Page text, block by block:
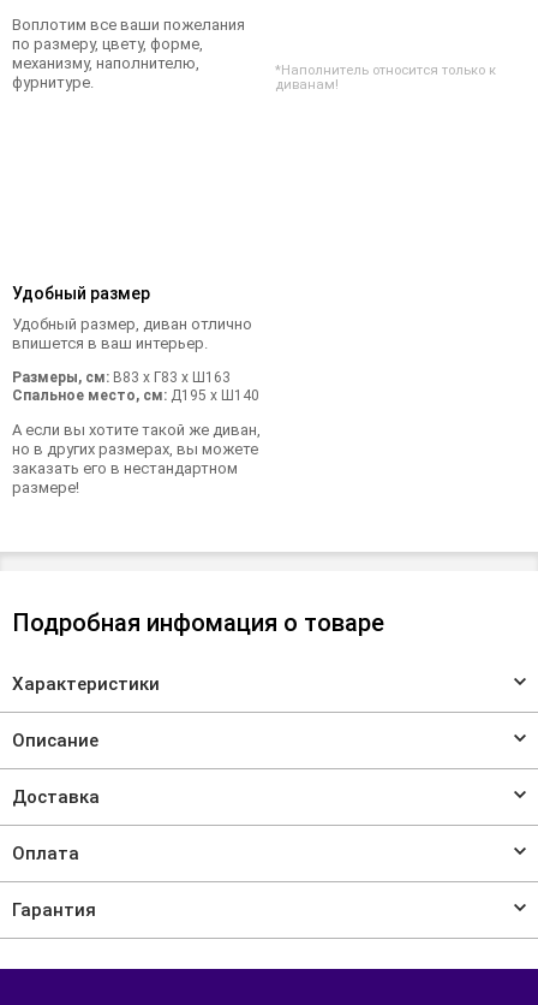
Воплотим все ваши пожелания
по размеру, цвету, форме,
механизму, наполнителю,
фурнитуре.
*Наполнитель относится только к
диванам!
Удобный размер
Удобный размер, диван отлично
впишется в ваш интерьер.
Размеры, см: В83 x Г83 x Ш163
Спальное место, см: Д195 x Ш140
А если вы хотите такой же диван,
но в других размерах, вы можете
заказать его в нестандартном
размере!
Подробная инфомация о товаре
Характеристики
Описание
Доставка
Оплата
Гарантия